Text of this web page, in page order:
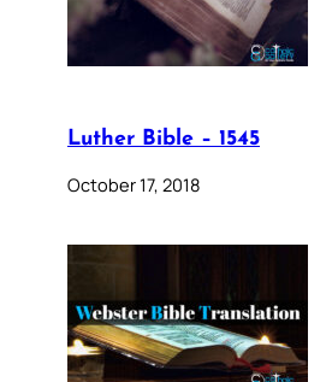
Luther Bible – 1545
October 17, 2018